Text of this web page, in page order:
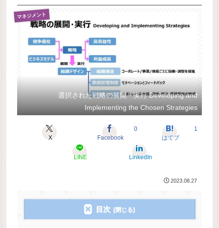
マネジメント
選択された戦略の展開・実行 Developing and
Implementing the Chosen Strategies
X Facebook
0
はてブ
1
LINE LinkedIn
2023.08.27
目次